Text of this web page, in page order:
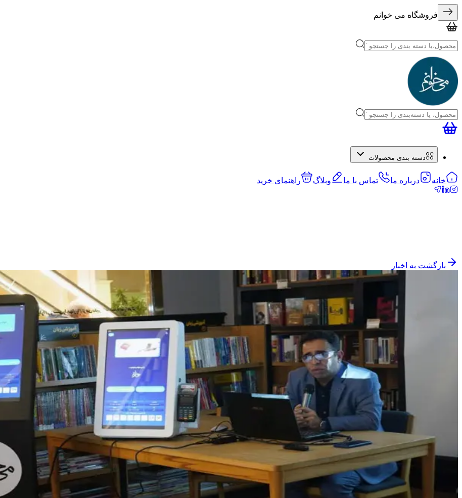
فروشگاه می خوانم
دسته بندی محصولات
خانه درباره ما تماس با ما وبلاگ راهنمای خرید
بازگشت به اخبار